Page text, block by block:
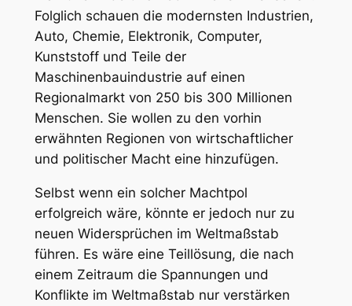
Folglich schauen die modernsten Industrien,
Auto, Chemie, Elektronik, Computer,
Kunststoff und Teile der
Maschinenbauindustrie auf einen
Regionalmarkt von 250 bis 300 Millionen
Menschen. Sie wollen zu den vorhin
erwähnten Regionen von wirtschaftlicher
und politischer Macht eine hinzufügen.
Selbst wenn ein solcher Machtpol
erfolgreich wäre, könnte er jedoch nur zu
neuen Widersprüchen im Weltmaßstab
führen. Es wäre eine Teillösung, die nach
einem Zeitraum die Spannungen und
Konflikte im Weltmaßstab nur verstärken